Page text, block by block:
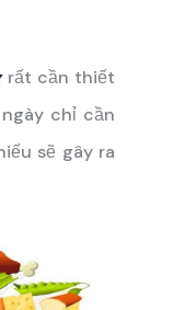
rất cần thiết
chỉ cần
sẽ gây ra